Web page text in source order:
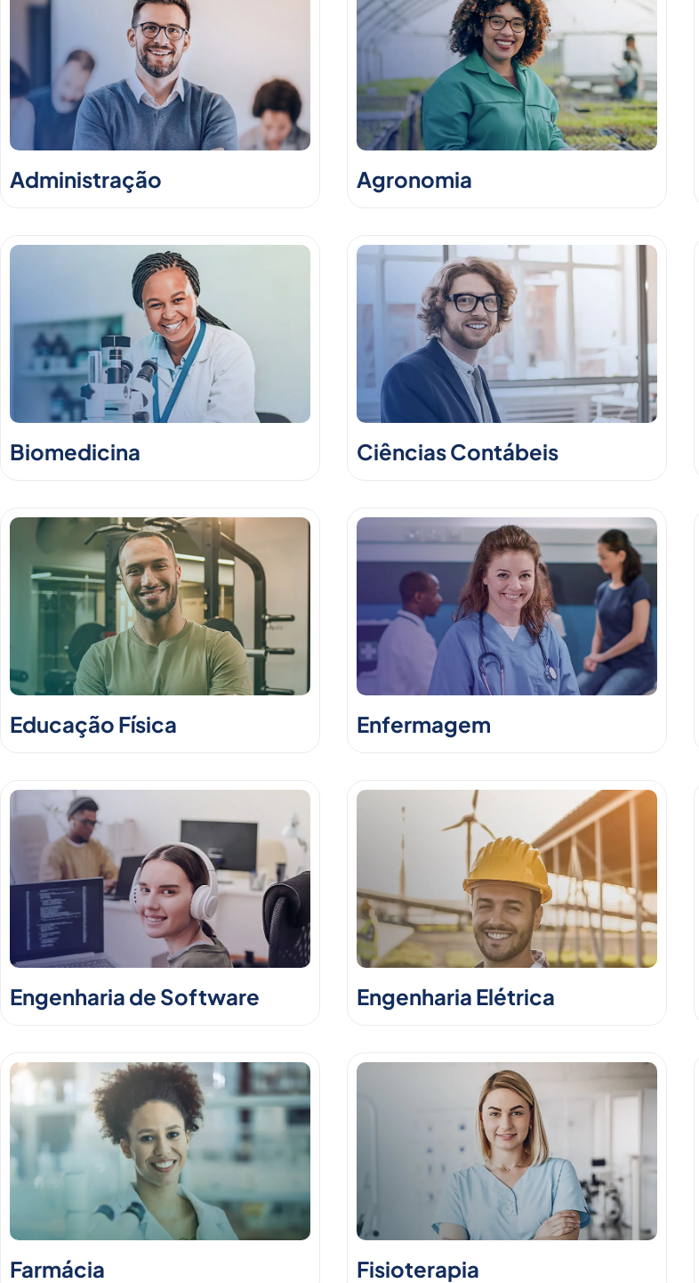
Administração Agronomia
Biomedicina Ciências Contábeis
Educação Física Enfermagem
Engenharia de Software Engenharia Elétrica
Farmácia Fisioterapia